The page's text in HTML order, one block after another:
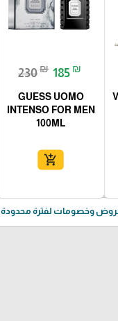
230₪ 185 ₪
GUESS UOMO
INTENSO FOR MEN
100ML
add_shopping_cart
وخصومات لفترة محدودة